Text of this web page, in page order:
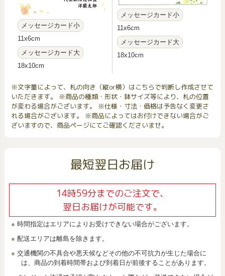
メッセージカード小
11x6cm
メッセージカード大
18x10cm
メッセージカード小
11x6cm
メッセージカード大
18x10cm
※文字量によって、札の向き（縦or横）はこちらで判断し作成させて
いただきます。 ※商品の種類・形状・鉢サイズ等により、札の位置
が変わる場合がございます。 ※仕様・寸法・価格は予告なく変更さ
れる場合がございます。 ※商品によってはお付けできない場合がご
ざいますので、商品ページにてご確認くださいませ。
最短翌日お届け
14時59分までのご注文で、
翌日お届けが可能です。
時間指定はエリアによりお受けできない場合がございます。
配送エリアは離島を除きます。
交通機関の不具合や悪天候などその他の不可抗力が生じた場合に
は、商品の到着時間帯および到着日が前後することがあります。